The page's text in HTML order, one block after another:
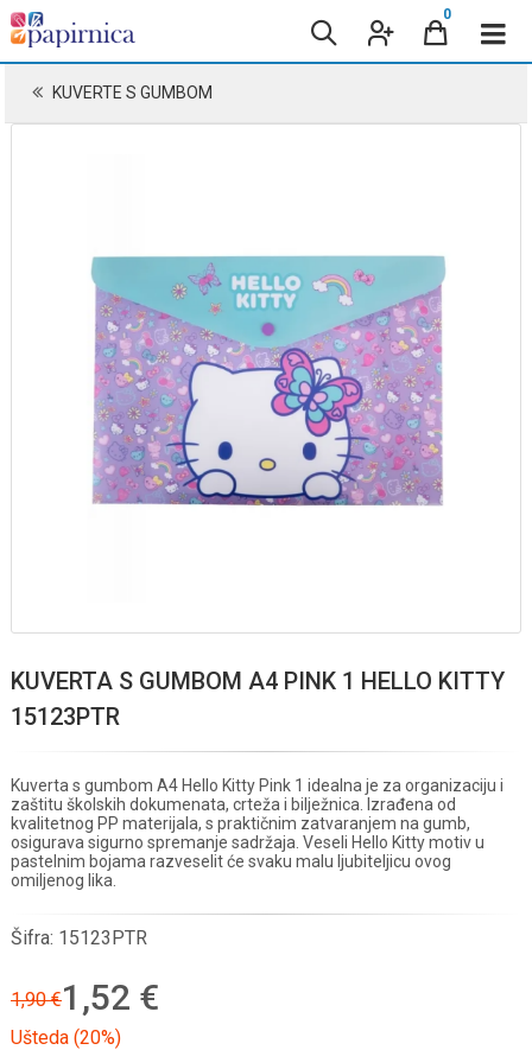
0
KUVERTE S GUMBOM
KUVERTA S GUMBOM A4 PINK 1 HELLO KITTY
15123PTR
Kuverta s gumbom A4 Hello Kitty Pink 1 idealna je za organizaciju i
zaštitu školskih dokumenata, crteža i bilježnica. Izrađena od
kvalitetnog PP materijala, s praktičnim zatvaranjem na gumb,
osigurava sigurno spremanje sadržaja. Veseli Hello Kitty motiv u
pastelnim bojama razveselit će svaku malu ljubiteljicu ovog
omiljenog lika.
Šifra: 15123PTR
1,90 €1,52 €
Ušteda (20%)